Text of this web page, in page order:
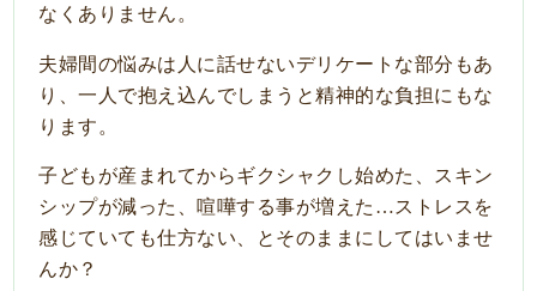
なくありません。
夫婦間の悩みは人に話せないデリケートな部分もあ
り、一人で抱え込んでしまうと精神的な負担にもな
ります。
子どもが産まれてからギクシャクし始めた、スキン
シップが減った、喧嘩する事が増えた…ストレスを
感じていても仕方ない、とそのままにしてはいませ
んか？